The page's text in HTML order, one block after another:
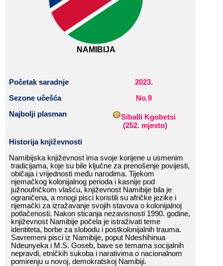
NAMIBIJA
Početak ​​saradnje 2023.
Sezone​​ učešća
No.9
Najbolji​​ plasman
Siballi​​ Kgobetsi
(252.​​ mjesto)
Historija​​ književnosti
Namibijska​​ književnost​​ ima​​ svoje​​ korijene​​ u​​ usmenim​​
tradicijama,​​ koje​​ su​​ bile​​ ključne​​ za​​ prenošenje​​ povijesti,​​
običaja​​ i​​ vrijednosti​​ među​​ narodima.​​ Tijekom​​
njemačkog​​ kolonijalnog​​ perioda​​ i​​ kasnije​​ pod​​
južnoufričkom​​ vlašću,​​ književnost​​ Namibije​​ bila​​ je​​
ograničena,​​ a​​ mnogi​​ pisci​​ koristili​​ su​​ afričke​​ jezike​​ i​​
njemački​​ za​​ izražavanje​​ svojih​​ stavova​​ o​​ kolonijalnoj​​
potlačenosti.​​ Nakon​​ sticanja​​ nezavisnosti​​ 1990.​​ godine,​​
književnost​​ Namibije​​ počela​​ je​​ istraživati​​ teme​​
identiteta,​​ borbe​​ za​​ slobodu​​ i​​ postkolonijalnih​​ trauma.​​
Savremeni​​ pisci​​ iz​​ Namibije,​​ poput​​ Ndeshihinua​​
Ndeunyeka​​ i​​ M.S.​​ Goseb,​​ bave​​ se​​ temama​​ socijalnih​​
nepravdi,​​ etničkih​​ sukoba​​ i​​ narativima​​ o​​ nacionalnom​​
pomirenju​​ u​​ novoj,​​ demokratskoj​​ Namibiji.​​